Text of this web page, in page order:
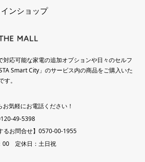
ンショップ
対応可能な家電の追加オプションや日々のセルフ
Smart City」のサービス内の商品をご購入いた
。
気軽にお電話ください！
49-5398
るお問合せ】0570-00-1955
00 定休日：土日祝